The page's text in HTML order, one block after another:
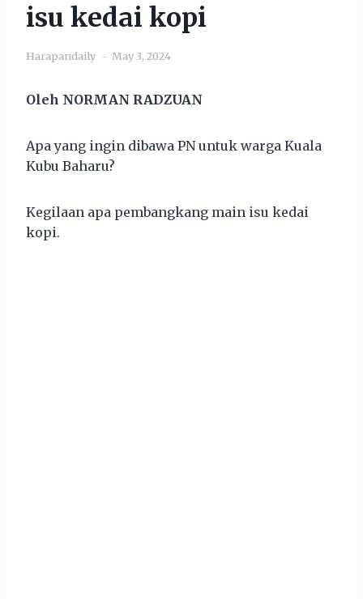
isu kedai kopi
Harapandaily May 3, 2024
Oleh NORMAN RADZUAN
Apa yang ingin dibawa PN untuk warga Kuala
Kubu Baharu?
Kegilaan apa pembangkang main isu kedai
kopi.